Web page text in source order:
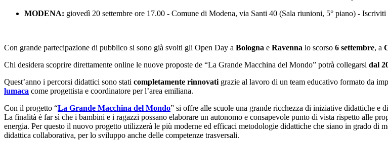
MODENA: giovedì 20 settembre ore 17.00 - Comune di Modena, via Santi 40 (Sala riunioni, 5° piano) -
Con grande partecipazione di pubblico si sono già svolti gli Open Day a Bologna e Ravenna lo scorso 6 settembre, a
Chi desidera scoprire direttamente online le nuove proposte de “La Grande Macchina del Mondo” potrà collegarsi dal
Quest’anno i percorsi didattici sono stati completamente rinnovati grazie al lavoro di un team educativo formato da
lumaca come progettista e coordinatore per l’area emiliana.
Con il progetto “La Grande Macchina del Mondo” si offre alle scuole una grande ricchezza di iniziative didattiche e
La finalità è far sì che i bambini e i ragazzi possano elaborare un autonomo e consapevole punto di vista rispetto alle
energia. Per questo il nuovo progetto utilizzerà le più moderne ed efficaci metodologie didattiche che siano in grado di
didattica collaborativa, per lo sviluppo anche delle competenze trasversali.